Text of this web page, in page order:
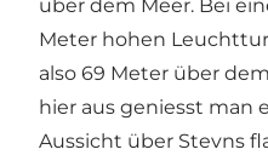
über dem Meer. Bei
Meter hohen
also 69 Meter über
hier aus geniesst man
Aussicht über Stevns